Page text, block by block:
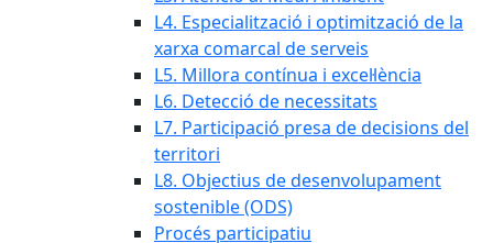
L4. Especialització i optimització de la
xarxa comarcal de serveis
L5. Millora contínua i excel·lència
L6. Detecció de necessitats
L7. Participació presa de decisions del
territori
L8. Objectius de desenvolupament
sostenible (ODS)
Procés participatiu